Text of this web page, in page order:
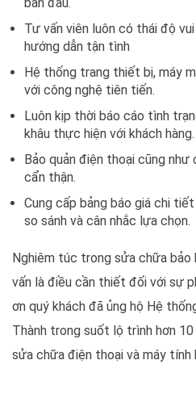
Tư vấn viên luôn có thái độ
hướng dẫn tận tình
Hệ thống trang thiết bị, máy
với công nghệ tiên tiến.
Luôn kịp thời báo cáo tình
khâu thực hiện với khách hàng.
Bảo quản điện thoại cũng
cẩn thận.
Cung cấp bảng báo giá chi
so sánh và cân nhắc lựa chọn.
Nghiêm túc trong sửa chữa
vấn là điều cần thiết đối với sự
ơn quý khách đã ủng hộ Hệ
Thành trong suốt lộ trình hơn
sửa chữa điện thoại và máy tính